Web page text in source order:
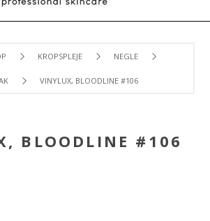
KROPSPLEJE NEGLE
VINYLUX, BLOODLINE #106
BLOODLINE #106